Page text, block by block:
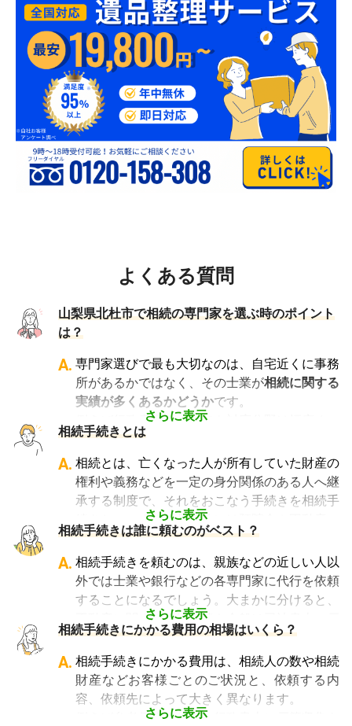
よくある質問
山梨県北杜市で相続の専門家を選ぶ時のポイント
は？
さらに表示
A. 専門家選びで最も大切なのは、自宅近くに事務
所があるかではなく、その士業が相続に関する
実績が多くあるかどうかです。
例えば行政書士といっても対応分野は幅広く、
法人設立や許認可申請など法人業務を中心に行
っている行政書士に相続手続きの相談をして
も、期待した結果は得られないでしょう。
また税理士であれば、相続は税理士試験の必修
科目でないことから資格試験を取る時に選択し
ていない人にとっては専門外となります。
よって、相続手続きを専門に行っている士業
や、相続手続きの実績が多数ある士業を選ぶこ
とが、スムーズで間違いのない相続手続きのた
めに非常に重要になります。
相続費用見積ガイドでは、相続手続きに強い経
が可能です。専門家選びでお困りの方は、まず
は 一括見積依頼からお問合せください。
相続手続きとは
さらに表示
A. 相続とは、亡くなった人が所有していた財産の
権利や義務などを一定の身分関係のある人へ継
承する制度で、それをおこなう手続きを相続手
続きといいます。具体的には預貯金や不動産、
借金なども含めた亡くなった人の財産を配偶者
や子どもなどの相続人に引き継ぐ手続きのこと
です。相続手続きが大変と言われるのは、その
複雑さや手続きの多さにあります。加えて役所
や銀行などに出向くことも多いことから時間も
手間もかかります。専門家に任せればそういっ
た煩わしさを大幅に減らすことができます。
相続手続きは誰に頼むのがベスト？
さらに表示
A. 相続手続きを頼むのは、親族などの近しい人以
外では士業や銀行などの各専門家に代行を依頼
することになるでしょう。大まかに分けると、
不動産に関する相続手続き全般は司法書士、戸
籍謄本の収集、預貯金口座・車などの名義変更
手続きを任せたい場合は行政書士、相続税申告
や節税対策の検討は税理士、相続人の間で争い
やトラブルになっている場合は弁護士というよ
うに状況別に頼むのがベストです。
相続手続きにかかる費用の相場はいくら？
さらに表示
A. 相続手続きにかかる費用は、相続人の数や相続
財産などお客様ごとのご状況と、依頼する内
容、依頼先によって大きく異なります。
例えば参考価格として、行政書士に戸籍収集を